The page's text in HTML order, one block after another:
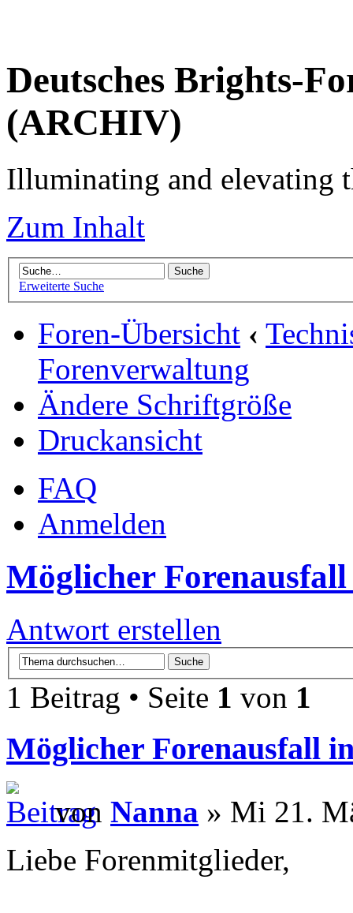
Deutsches Brights-
(ARCHIV)
Illuminating and elevating
Zum Inhalt
Erweiterte Suche
Foren-Übersicht ‹
Forenverwaltung
Ändere Schriftgröße
Druckansicht
FAQ
Anmelden
Möglicher
Antwort erstellen
1 Beitrag • Seite 1 von 1
Möglicher Forenausfall
von Nanna » Mi 21.
Liebe Forenmitglieder,